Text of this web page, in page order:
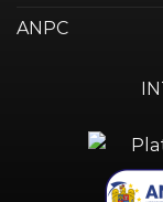
ANPC